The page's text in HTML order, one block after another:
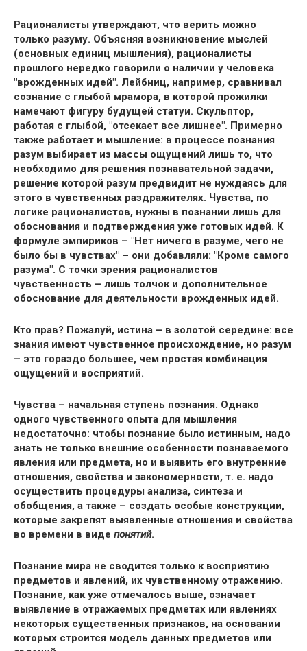
Рационалисты утверждают, что верить можно
только разуму. Объясняя возникновение мыслей
(основных единиц мышления), рационалисты
прошлого нередко говорили о наличии у человека
"врожденных идей". Лейбниц, например, сравнивал
сознание с глыбой мрамора, в которой прожилки
намечают фигуру будущей статуи. Скульптор,
работая с глыбой, "отсекает все лишнее". Примерно
также работает и мышление: в процессе познания
разум выбирает из массы ощущений лишь то, что
необходимо для решения познавательной задачи,
решение которой разум предвидит не нуждаясь для
этого в чувственных раздражителях. Чувства, по
логике рационалистов, нужны в познании лишь для
обоснования и подтверждения уже готовых идей. К
формуле эмпириков – "Нет ничего в разуме, чего не
было бы в чувствах" – они добавляли: "Кроме самого
разума". С точки зрения рационалистов
чувственность – лишь толчок и дополнительное
обоснование для деятельности врожденных идей.
Кто прав? Пожалуй, истина – в золотой середине: все
знания имеют чувственное происхождение, но разум
– это гораздо большее, чем простая комбинация
ощущений и восприятий.
Чувства – начальная ступень познания. Однако
одного чувственного опыта для мышления
недостаточно: чтобы познание было истинным, надо
знать не только внешние особенности познаваемого
явления или предмета, но и выявить его внутренние
отношения, свойства и закономерности, т. е. надо
осуществить процедуры анализа, синтеза и
обобщения, а также – создать особые конструкции,
которые закрепят выявленные отношения и свойства
во времени в виде понятий.
Познание мира не сводится только к восприятию
предметов и явлений, их чувственному отражению.
Познание, как уже отмечалось выше, означает
выявление в отражаемых предметах или явлениях
некоторых существенных признаков, на основании
которых строится модель данных предметов или